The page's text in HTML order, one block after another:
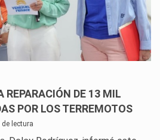
REPARACIÓN DE 13 MIL
POR LOS TERREMOTOS
lectura